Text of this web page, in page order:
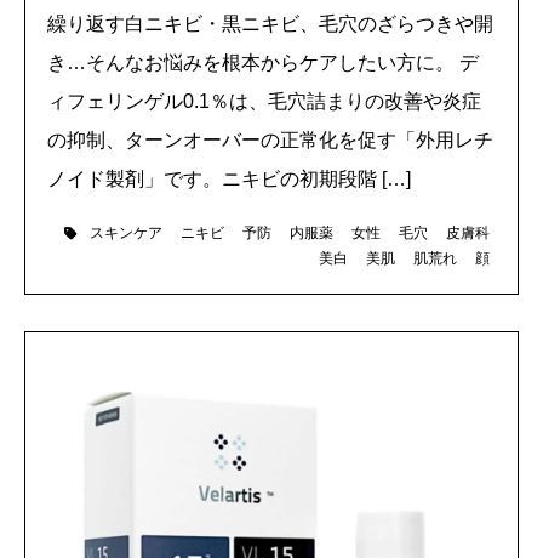
繰り返す白ニキビ・黒ニキビ、毛穴のざらつきや開
き…そんなお悩みを根本からケアしたい方に。 デ
ィフェリンゲル0.1％は、毛穴詰まりの改善や炎症
の抑制、ターンオーバーの正常化を促す「外用レチ
ノイド製剤」です。ニキビの初期段階 […]
スキンケア ニキビ 予防 内服薬 女性 毛穴
皮膚科
美白
美肌 肌荒れ 顔